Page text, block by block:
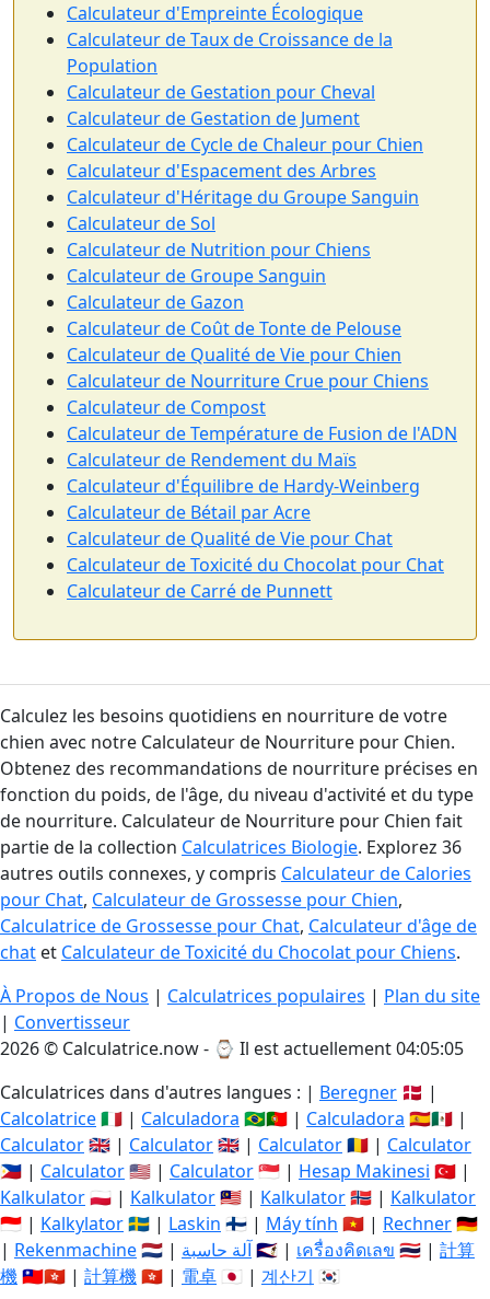
Calculateur d'Empreinte Écologique
Calculateur de Taux de Croissance de la
Population
Calculateur de Gestation pour Cheval
Calculateur de Gestation de Jument
Calculateur de Cycle de Chaleur pour Chien
Calculateur d'Espacement des Arbres
Calculateur d'Héritage du Groupe Sanguin
Calculateur de Sol
Calculateur de Nutrition pour Chiens
Calculateur de Groupe Sanguin
Calculateur de Gazon
Calculateur de Coût de Tonte de Pelouse
Calculateur de Qualité de Vie pour Chien
Calculateur de Nourriture Crue pour Chiens
Calculateur de Compost
Calculateur de Température de Fusion de l'ADN
Calculateur de Rendement du Maïs
Calculateur d'Équilibre de Hardy-Weinberg
Calculateur de Bétail par Acre
Calculateur de Qualité de Vie pour Chat
Calculateur de Toxicité du Chocolat pour Chat
Calculateur de Carré de Punnett
Calculez les besoins quotidiens en nourriture de votre
chien avec notre Calculateur de Nourriture pour Chien.
Obtenez des recommandations de nourriture précises en
fonction du poids, de l'âge, du niveau d'activité et du type
de nourriture. Calculateur de Nourriture pour Chien fait
partie de la collection Calculatrices Biologie. Explorez 36
autres outils connexes, y compris Calculateur de Calories
pour Chat, Calculateur de Grossesse pour Chien,
Calculatrice de Grossesse pour Chat, Calculateur d'âge de
chat et Calculateur de Toxicité du Chocolat pour Chiens.
À Propos de Nous | Calculatrices populaires | Plan du site
| Convertisseur
2026 © Calculatrice.now - ⌚ Il est actuellement 04:05:06
Calculatrices dans d'autres langues : | Beregner 🇩🇰 |
Calcolatrice🇮🇹 | Calculadora 🇧🇷🇵🇹 | Calculadora 🇪🇸🇲🇽 |
Calculator🇬🇧 | Calculator🇬🇧 | Calculator🇷🇴 | Calculator
🇵🇭 | Calculator🇺🇸 | Calculator🇸🇬 | Hesap Makinesi 🇹🇷 |
Kalkulator🇵🇱 | Kalkulator🇲🇾 | Kalkulator🇳🇴 | Kalkulator
🇮🇩 | Kalkylator🇸🇪 | Laskin 🇫🇮 | Máy tính 🇻🇳 | Rechner🇩🇪
| Rekenmachine🇳🇱 | آلة حاسبة🇸🇦 | เครื่องคิดเลข 🇹🇭 | 計算
機🇹🇼🇭🇰 | 計算機🇭🇰 | 電卓 🇯🇵 | 계산기 🇰🇷